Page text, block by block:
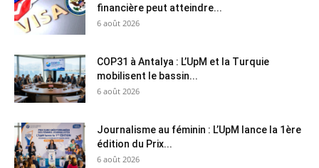
financière peut atteindre...
6 août 2026
COP31 à Antalya : L’UpM et la Turquie
mobilisent le bassin...
6 août 2026
Journalisme au féminin : L’UpM lance la 1ère
édition du Prix...
6 août 2026